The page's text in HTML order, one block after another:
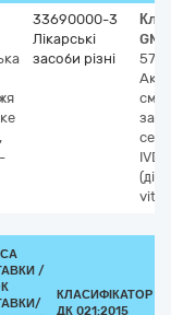
33690000-3
Лікарські
засоби різні
IVD
/
КЛАСИФІКАТОР
ДК 021:2015